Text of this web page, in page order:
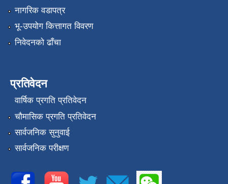
नागरिक वडापत्र
भू-उपयोग कित्तागत विवरण
निवेदनको ढाँचा
प्रतिवेदन
वार्षिक प्रगति प्रतिवेदन
चौमासिक प्रगति प्रतिवेदन
सार्वजनिक सुनुवाई
सार्वजनिक परीक्षण